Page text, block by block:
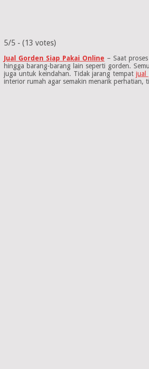
5/5 - (13 votes)
Jual Gorden Siap Pakai Online – Saat
hingga barang-barang lain seperti gorden.
juga untuk keindahan. Tidak jarang tempatjual
interior rumah agar semakin menarik